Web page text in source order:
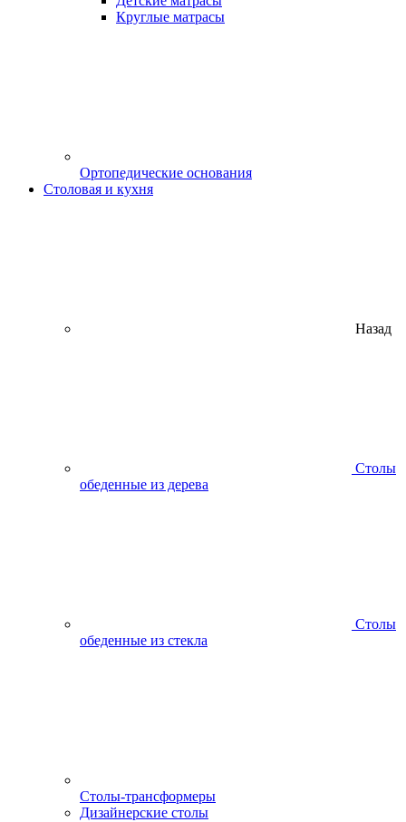
Круглые матрасы
Ортопедические основания
Столовая и кухня
Назад
Столы
обеденные из дерева
Столы
обеденные из стекла
Столы-трансформеры
Дизайнерские столы